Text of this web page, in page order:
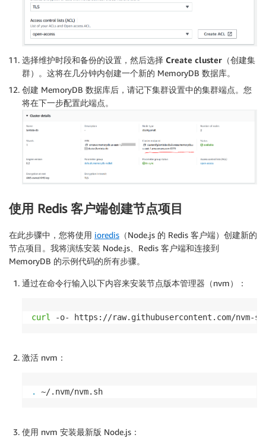
选择维护时段和备份的设置，然后选择 Create cluster （创建集
群）。这将在几分钟内创建一个新的 MemoryDB 数据库。
创建 MemoryDB 数据库后，请记下集群设置中的集群端点。您
将在下一步配置此端点。
使用 Redis 客户端创建节点项目
在此步骤中，您将使用 ioredis （Node.js 的 Redis 客户端）创建新的
节点项目。我将演练安装 Node.js、Redis 客户端和连接到
MemoryDB 的示例代码的所有步骤。
通过在命令行输入以下内容来安装节点版本管理器（nvm）：
curl -o- https://raw.githubusercontent.com/nvm-
激活 nvm：
. ~/.nvm/nvm.sh
使用 nvm 安装最新版 Node.js：